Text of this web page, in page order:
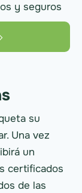
y seguros
su
Una vez
un
certificados
de las